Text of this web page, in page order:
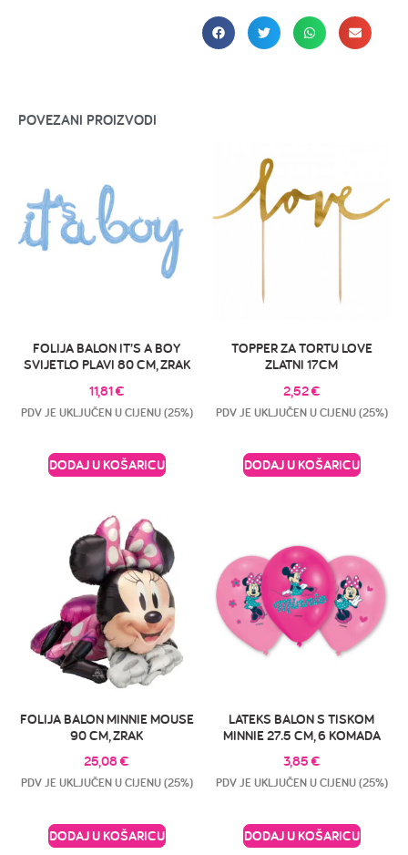
POVEZANI PROIZVODI
FOLIJA BALON IT’S A BOY
SVIJETLO PLAVI 80 CM, ZRAK
11,81€
PDV JE UKLJUČEN U CIJENU (25%)
DODAJ U KOŠARICU
TOPPER ZA TORTU LOVE
ZLATNI 17CM
2,52€
PDV JE UKLJUČEN U CIJENU (25%)
DODAJ U KOŠARICU
FOLIJA BALON MINNIE MOUSE
90 CM, ZRAK
25,08 €
PDV JE UKLJUČEN U CIJENU (25%)
DODAJ U KOŠARICU
LATEKS BALON S TISKOM
MINNIE 27.5 CM, 6 KOMADA
3,85 €
PDV JE UKLJUČEN U CIJENU (25%)
DODAJ U KOŠARICU